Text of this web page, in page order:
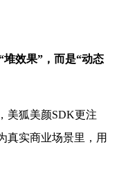
效果”，而是“动态
美狐美颜SDK更注
真实商业场景里，用